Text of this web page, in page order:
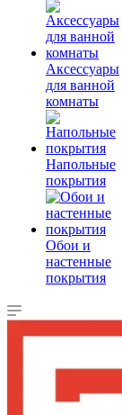
Аксессуары
для ванной
комнаты
Напольные
покрытия
Обои и
настенные
покрытия